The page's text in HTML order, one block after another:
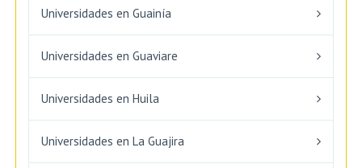
Universidades en Guainía
Universidades en Guaviare
Universidades en Huila
Universidades en La Guajira